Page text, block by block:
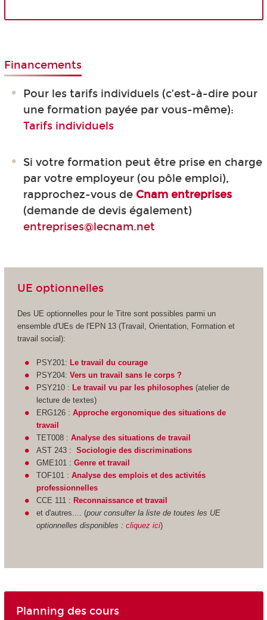
Financements
Pour les tarifs individuels (c’est-à-dire pour
une formation payée par vous-même):
Tarifs individuels
Si votre formation peut être prise en charge
par votre employeur (ou pôle emploi),
rapprochez-vous de Cnam entreprises
(demande de devis également)
entreprises@lecnam.net
UE optionnelles
Des UE optionnelles pour le Titre sont possibles parmi un
ensemble d'UEs de l'EPN13 (Travail, Orientation, Formation et
travail social):
PSY201: Le travail du courage
PSY204:Vers un travail sans le corps ?
PSY210 : Le travail vu par les philosophes (atelier de
lecture de textes)
ERG126 :Approche ergonomique des situations de
travail
TET008 :Analyse des situations de travail
AST 243 :Sociologie des discriminations
GME101 :Genre et travail
TOF101 :Analyse des emplois et des activités
professionnelles
CCE 111 : Reconnaissance et travail
et d'autres.... (pour consulter la liste de toutes les UE
optionnelles disponibles :cliquez ici)
Planning des cours